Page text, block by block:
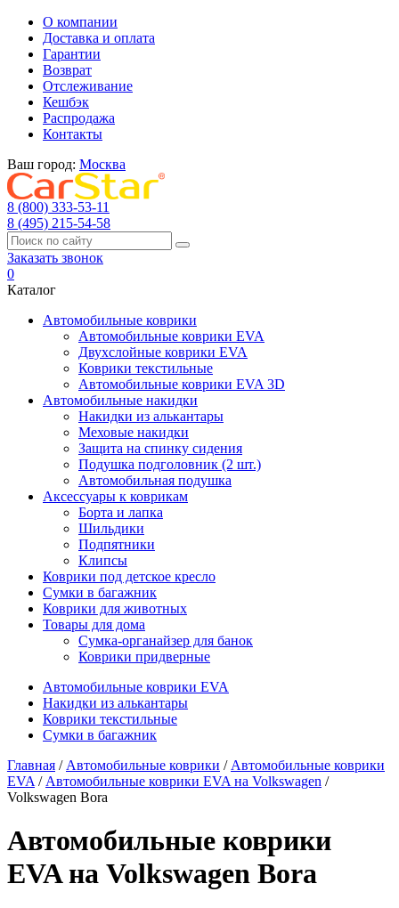
О компании
Доставка и оплата
Гарантии
Возврат
Отслеживание
Кешбэк
Распродажа
Контакты
Ваш город: Москва
8 (800) 333-53-11
8 (495) 215-54-58
Заказать звонок
0
Каталог
Автомобильные коврики
Автомобильные коврики EVA
Двухслойные коврики EVA
Коврики текстильные
Автомобильные коврики EVA 3D
Автомобильные накидки
Накидки из алькантары
Меховые накидки
Защита на спинку сидения
Подушка подголовник (2 шт.)
Автомобильная подушка
Аксессуары к коврикам
Борта и лапка
Шильдики
Подпятники
Клипсы
Коврики под детское кресло
Сумки в багажник
Коврики для животных
Товары для дома
Сумка-органайзер для банок
Коврики придверные
Автомобильные коврики EVA
Накидки из алькантары
Коврики текстильные
Сумки в багажник
Главная / Автомобильные коврики / Автомобильные коврики
EVA / Автомобильные коврики EVA на Volkswagen /
Volkswagen Bora
Автомобильные коврики
EVA на Volkswagen Bora